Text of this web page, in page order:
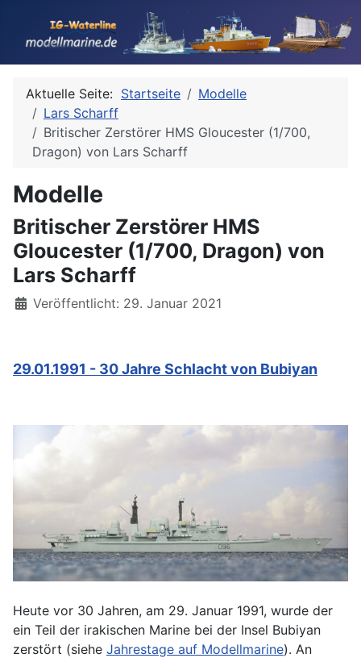
Aktuelle Seite: Startseite
Modelle
Lars Scharff
Britischer Zerstörer HMS Gloucester (1/700,
Dragon) von Lars Scharff
Modelle
Britischer Zerstörer HMS
Gloucester (1/700, Dragon) von
Lars Scharff
Details
Veröffentlicht: 29. Januar 2021
29.01.1991 - 30 Jahre Schlacht von Bubiyan
Heute vor 30 Jahren, am 29. Januar 1991, wurde der
ein Teil der irakischen Marine bei der Insel Bubiyan
zerstört (siehe Jahrestage auf Modellmarine). An